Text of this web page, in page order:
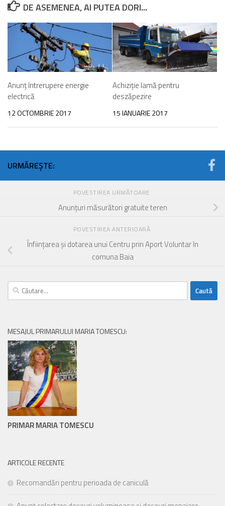
DE ASEMENEA, AI PUTEA DORI...
Anunț întrerupere energie
electrică
12 OCTOMBRIE 2017
Achiziție lamă pentru
deszăpezire
15 IANUARIE 2017
URMĂREȘTE:
POVESTIREA URMĂTOARE
Anunțuri măsurători gratuite teren
POVESTIREA ANTERIOARĂ
Înființarea și dotarea unui Centru prin Aport Voluntar în
comuna Baia
Caută
după:
MESAJUL PRIMARULUI MARIA TOMESCU:
PRIMAR MARIA TOMESCU
ARTICOLE RECENTE
Recomandări pentru perioada de caniculă